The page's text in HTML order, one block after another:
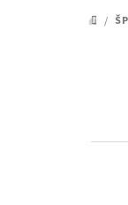
DOMŮ
/